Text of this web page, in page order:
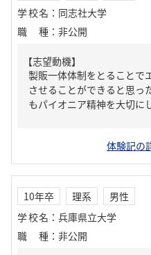
学校名 ： 同志社大学
職種 ： 非公開
【志望動機】
製販一体体制をとることで
させることができると思っ
もパイオニア精神を大切に
体験記の
10年卒 理系
男性
学校名 ： 兵庫県立大学
職種 ： 非公開